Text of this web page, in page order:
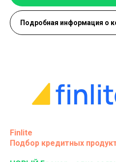
Подробная информация о
Finlite
Подбор кредитных